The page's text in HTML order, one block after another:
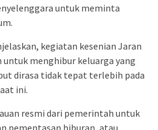
untuk meminta
kegiatan kesenian Jaran
untuk menghibur keluarga yang
dirasa tidak tepat terlebih pada
ini.
resmi dari pemerintah untuk
pementasan hiburan, atau